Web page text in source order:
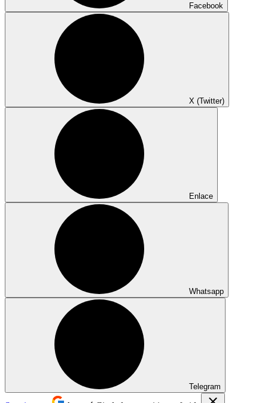
Facebook
X (Twitter)
Enlace
Whatsapp
Telegram